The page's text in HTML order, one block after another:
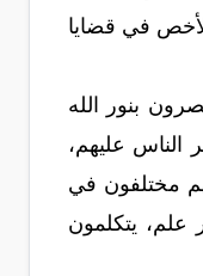
في قضايا
بنور الله
عليهم،
مختلفون في
علم، يتكلمون